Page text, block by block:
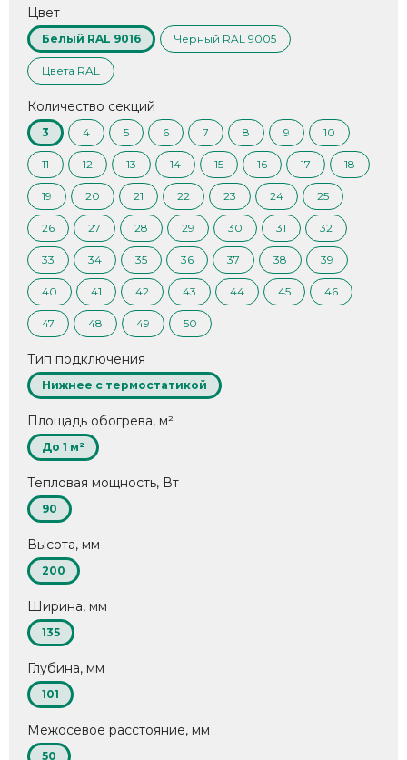
Цвет
Белый RAL 9016 Черный RAL 9005
Цвета RAL
Количество секций
3 4 5 6 7 8 9 10
11 12 13 14 15 16 17 18
19 20 21 22 23 24 25
26 27 28 29 30 31 32
33 34 35 36 37 38 39
40 41 42 43 44 45 46
47 48 49 50
Тип подключения
Нижнее с термостатикой
Площадь обогрева, м²
До 1 м²
Тепловая мощность, Вт
90
Высота, мм
200
Ширина, мм
135
Глубина, мм
101
Межосевое расстояние, мм
50